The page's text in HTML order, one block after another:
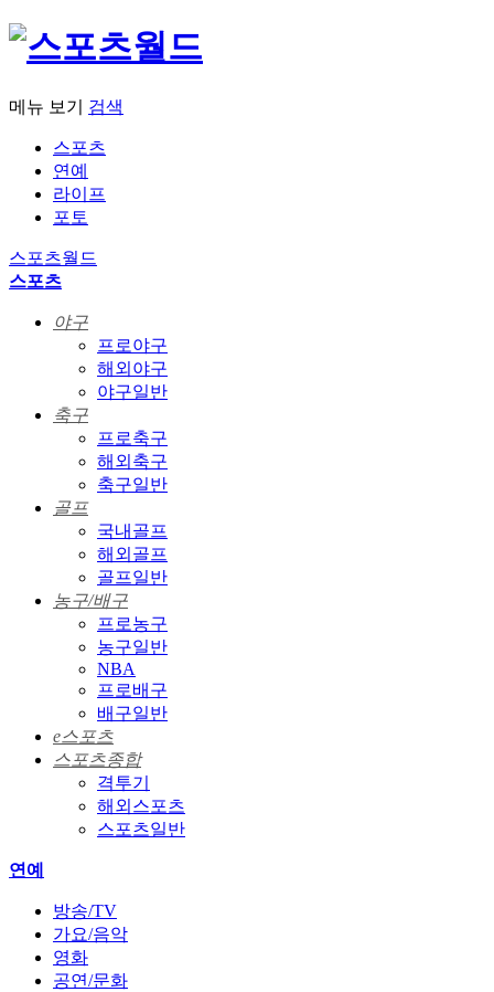
메뉴 보기 검색
스포츠
연예
라이프
포토
스포츠월드
스포츠
야구
프로야구
해외야구
야구일반
축구
프로축구
해외축구
축구일반
골프
국내골프
해외골프
골프일반
농구/배구
프로농구
농구일반
NBA
프로배구
배구일반
e스포츠
스포츠종합
격투기
해외스포츠
스포츠일반
연예
방송/TV
가요/음악
영화
공연/문화